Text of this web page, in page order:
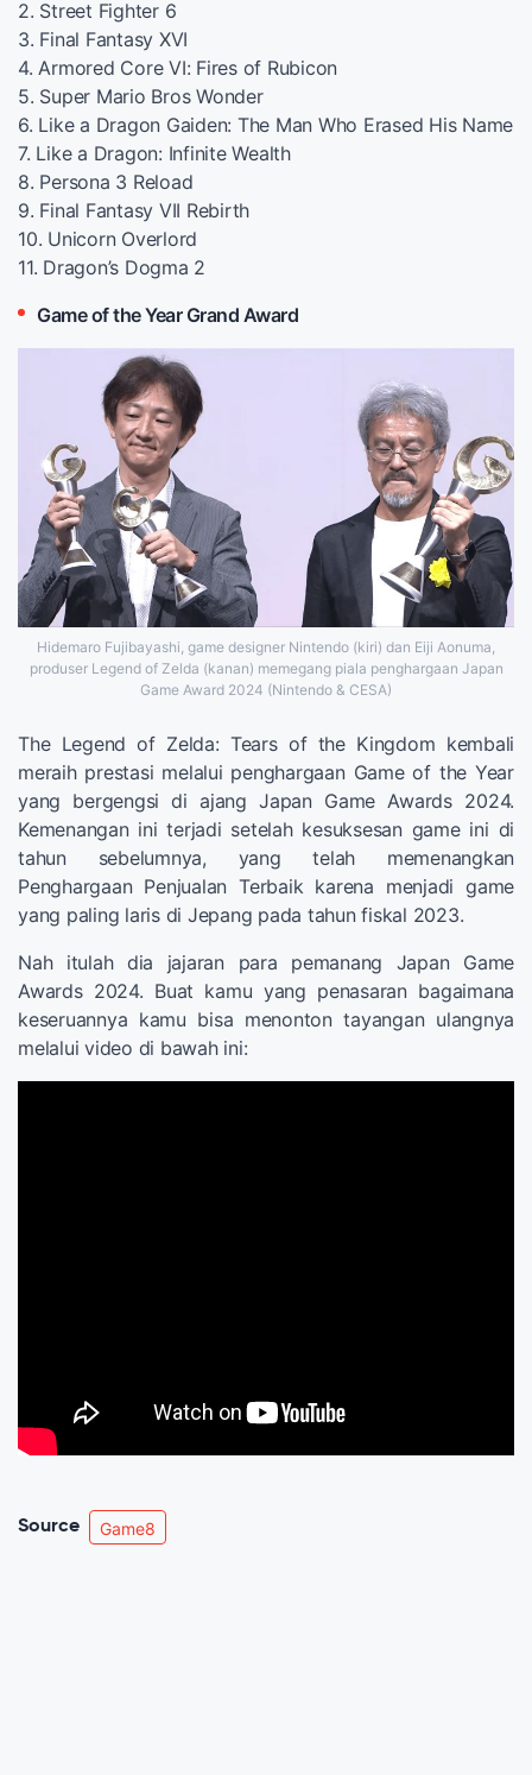
2. Street Fighter 6
3. Final Fantasy XVI
4. Armored Core VI: Fires of Rubicon
5. Super Mario Bros Wonder
6. Like a Dragon Gaiden: The Man Who Erased His Name
7. Like a Dragon: Infinite Wealth
8. Persona 3 Reload
9. Final Fantasy VII Rebirth
10. Unicorn Overlord
11. Dragon’s Dogma 2
Game of the Year Grand Award
Hidemaro Fujibayashi, game designer Nintendo (kiri) dan Eiji Aonuma,
produser Legend of Zelda (kanan) memegang piala penghargaan Japan
Game Award 2024 (Nintendo & CESA)
The Legend of Zelda: Tears of the Kingdom kembali
meraih prestasi melalui penghargaan Game of the Year
yang bergengsi di ajang Japan Game Awards 2024.
Kemenangan ini terjadi setelah kesuksesan game ini di
tahun sebelumnya, yang telah memenangkan
Penghargaan Penjualan Terbaik karena menjadi game
yang paling laris di Jepang pada tahun fiskal 2023.
Nah itulah dia jajaran para pemanang Japan Game
Awards 2024. Buat kamu yang penasaran bagaimana
keseruannya kamu bisa menonton tayangan ulangnya
melalui video di bawah ini:
Source Game8